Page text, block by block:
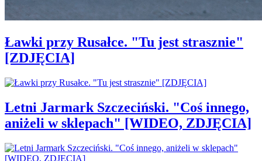
Ławki przy Rusałce. "Tu jest strasznie"
[ZDJĘCIA]
Letni Jarmark Szczeciński. "Coś innego,
aniżeli w sklepach" [WIDEO, ZDJĘCIA]